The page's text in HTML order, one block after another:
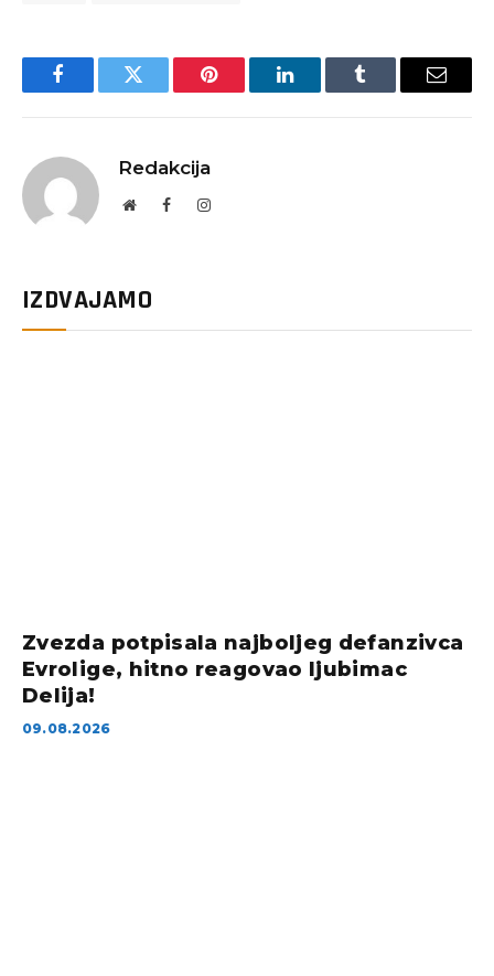
FacebookTwitter Pinterest LinkedInTumblr Email
Redakcija
WebsiteFacebookInstagram
IZDVAJAMO
Zvezda potpisala najboljeg defanzivca
Evrolige, hitno reagovao ljubimac
Delija!
09.08.2026